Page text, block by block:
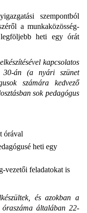
szempontból
a munkaközösség-
legföljebb heti egy órát
kapcsolatos
án (a nyári szünet
számára kedvező
sok pedagógus
órával
heti egy
vezetői feladatokat is
és azokban a
óraszáma általában 22-